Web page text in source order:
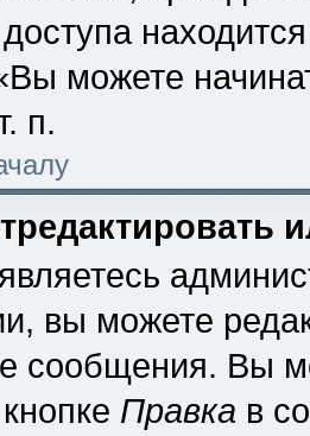
можете
п.
вы можете
сообщения. Вы
Правка в